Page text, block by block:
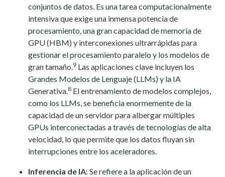
conjuntos de datos. Es una tarea computacionalmente
intensiva que exige una inmensa potencia de
procesamiento, una gran capacidad de memoria de
GPU (HBM) y interconexiones ultrarrápidas para
gestionar el procesamiento paralelo y los modelos de
gran tamaño.9 Las aplicaciones clave incluyen los
Grandes Modelos de Lenguaje (LLMs) y la IA
Generativa.8 El entrenamiento de modelos complejos,
como los LLMs, se beneficia enormemente de la
capacidad de un servidor para albergar múltiples
GPUs interconectadas a través de tecnologías de alta
velocidad, lo que permite que los datos fluyan sin
interrupciones entre los aceleradores.
Inferencia de IA: Se refiere a la aplicación de un